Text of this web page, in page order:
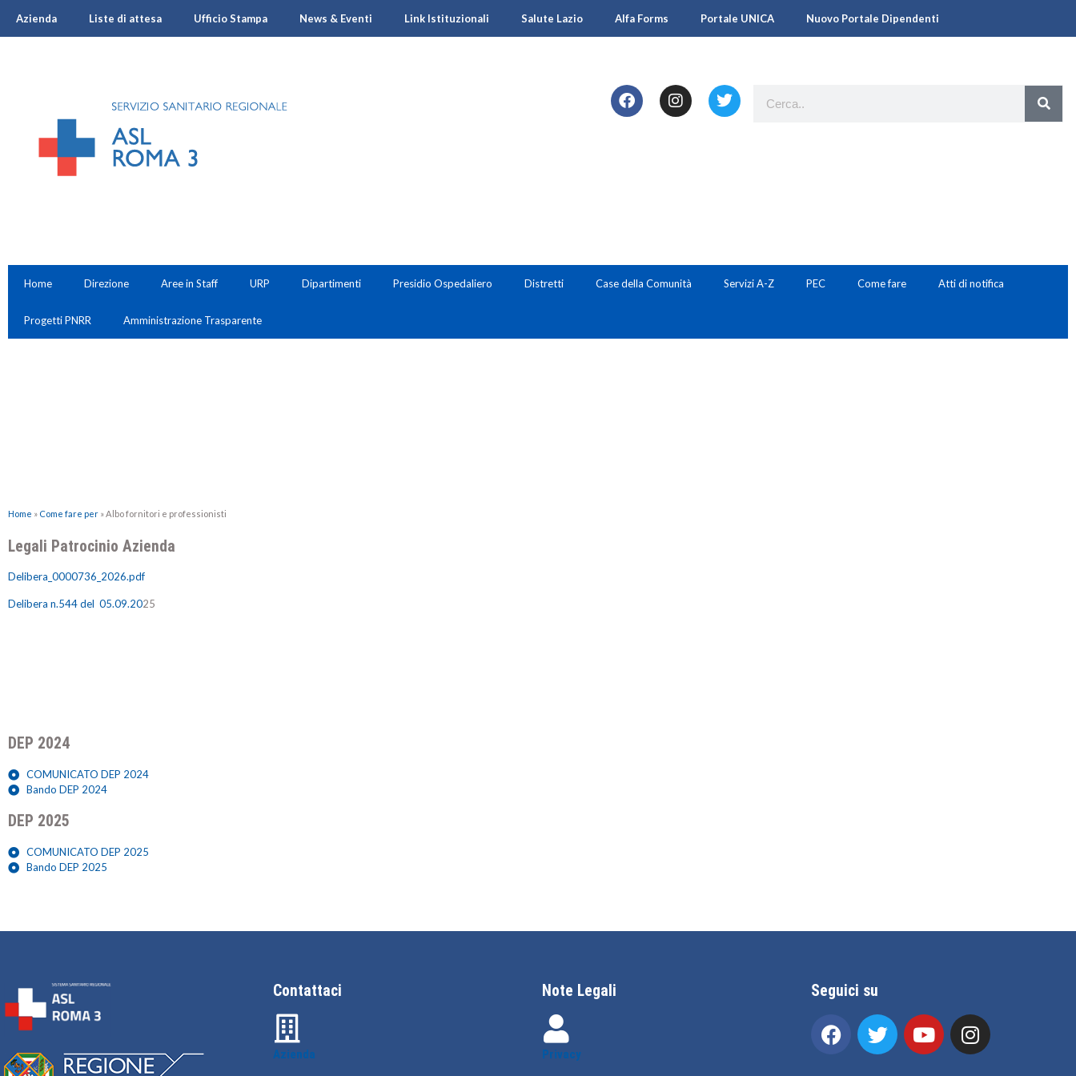
Azienda Liste di attesa Ufficio Stampa News & Eventi Link Istituzionali Salute Lazio Alfa Forms Portale UNICA Nuovo Portale Dipendenti
Home Direzione Aree in Staff URP Dipartimenti Presidio Ospedaliero Distretti Case della Comunità Servizi A-Z PEC Come fare Atti di notifica
Progetti PNRR Amministrazione Trasparente
Home » Come fare per »Albo fornitori e professionisti
Legali Patrocinio Azienda
Delibera_0000736_2026.pdf
Delibera n.544 del 05.09.2025
DEP 2024
COMUNICATO DEP 2024
Bando DEP 2024
DEP 2025
COMUNICATO DEP 2025
Bando DEP 2025
Contattaci
Azienda
Note Legali
Privacy
Seguici su